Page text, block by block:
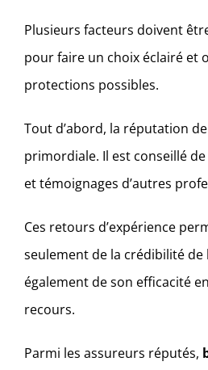
Plusieurs facteurs doivent
pour faire un choix éclairé et
protections possibles.
Tout d’abord, la réputation
primordiale. Il est conseillé
et témoignages d’autres
Ces retours d’expérience
seulement de la crédibilité de
également de son efficacité
recours.
Parmi les assureurs réputés,